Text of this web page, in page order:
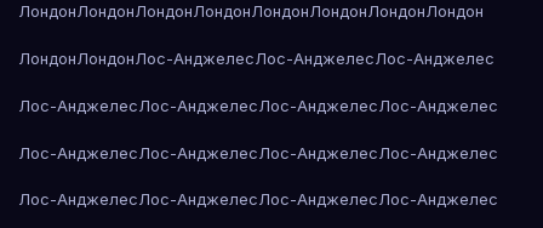
ЛондонЛондонЛондонЛондонЛондонЛондонЛондонЛондон
ЛондонЛондонЛос-АнджелесЛос-АнджелесЛос-Анджелес
Лос-АнджелесЛос-АнджелесЛос-АнджелесЛос-Анджелес
Лос-АнджелесЛос-АнджелесЛос-АнджелесЛос-Анджелес
Лос-АнджелесЛос-АнджелесЛос-АнджелесЛос-Анджелес